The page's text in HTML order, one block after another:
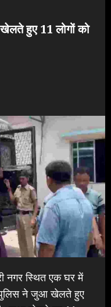
हुए 11 लोगों को
नगर स्थित एक घर में
पुलिस ने जुआ खेलते हुए